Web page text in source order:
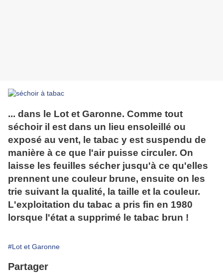
... dans le Lot et Garonne. Comme tout
séchoir il est dans un lieu ensoleillé ou
exposé au vent, le tabac y est suspendu de
manière à ce que l'air puisse circuler. On
laisse les feuilles sécher jusqu'à ce qu'elles
prennent une couleur brune, ensuite on les
trie suivant la qualité, la taille et la couleur.
L'exploitation du tabac a pris fin en 1980
lorsque l'état a supprimé le tabac brun !
#Lot et Garonne
Partager